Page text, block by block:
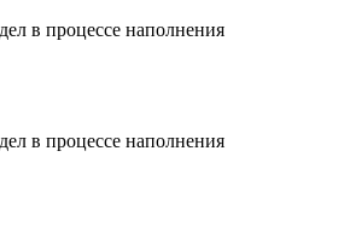
в процессе наполнения
в процессе наполнения